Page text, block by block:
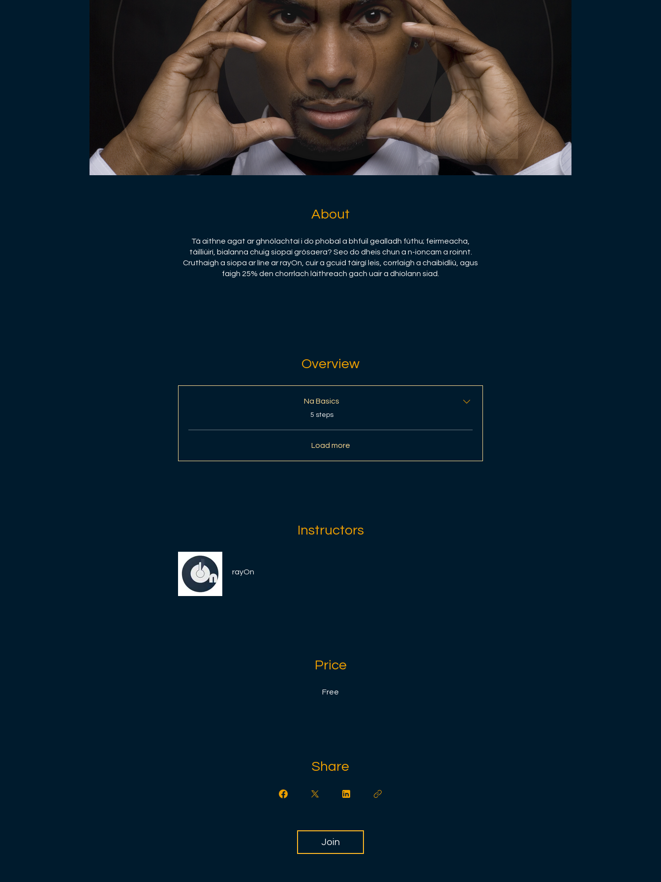
About
Tá aithne agat ar ghnólachtaí i do phobal a bhfuil gealladh fúthu; feirmeacha,
táilliúirí, bialanna chuig siopaí grósaera? Seo do dheis chun a n-ioncam a roinnt.
Cruthaigh a siopa ar líne ar rayOn, cuir a gcuid táirgí leis, corrlaigh a chaibidliú, agus
faigh 25% den chorrlach láithreach gach uair a dhíolann siad.
Overview
Na Basics
.
5 steps
Load more
Instructors
rayOn
Price
Free
Share
Join